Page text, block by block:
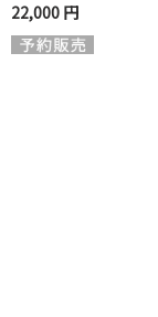
22,000 円